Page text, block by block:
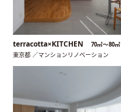
terracotta×KITCHEN 70㎡〜80㎡
東京都 ／マンションリノベーション